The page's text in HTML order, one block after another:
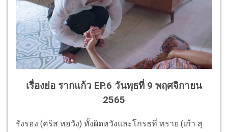
เรื่องย่อ รากแก้ว EP.6 วันพุธที่ 9 พฤศจิกายน
2565
รังรอง (คริส หอวัง) ทั้งผิดหวังและโกรธที่ ทราย (เก้า สุ